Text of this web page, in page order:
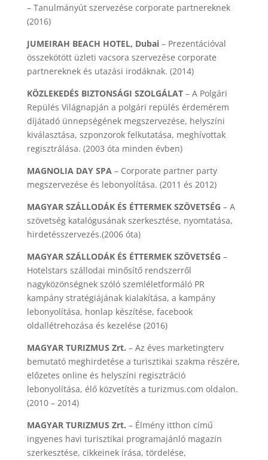
– Tanulmányút szervezése corporate partnereknek
(2016)
JUMEIRAH BEACH HOTEL, Dubai– Prezentációval
összekötött üzleti vacsora szervezése corporate
partnereknek és utazási irodáknak. (2014)
KÖZLEKEDÉS BIZTONSÁGI SZOLGÁLAT– A Polgári
Repülés Világnapján a polgári repülés érdemérem
díjátadó ünnepségének megszervezése, helyszíni
kiválasztása, szponzorok felkutatása, meghívottak
regisztrálása. (2003 óta minden évben)
MAGNOLIA DAY SPA– Corporate partner party
megszervezése és lebonyolítása. (2011 és 2012)
MAGYAR SZÁLLODÁK ÉS ÉTTERMEK SZÖVETSÉG – A
szövetség katalógusának szerkesztése, nyomtatása,
hirdetésszervezés.(2006 óta)
MAGYAR SZÁLLODÁK ÉS ÉTTERMEK SZÖVETSÉG –
Hotelstars szállodai minősítő rendszerről
nagyközönségnek szóló szemléletformáló PR
kampány stratégiájának kialakítása, a kampány
lebonyolítása, honlap készítése, facebook
oldallétrehozása és kezelése (2016)
MAGYAR TURIZMUS Zrt. – Az éves marketingterv
bemutató meghirdetése a turisztikai szakma részére,
előzetes online és helyszíni regisztráció
lebonyolítása, élő közvetítés a turizmus.com oldalon.
(2010 – 2014)
MAGYAR TURIZMUS Zrt. – Élmény itthon című
ingyenes havi turisztikai programajánló magazin
szerkesztése, cikkeinek írása, tördelése,